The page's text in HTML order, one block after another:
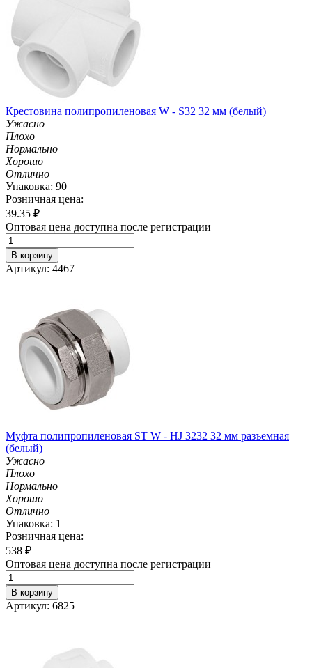
Крестовина полипропиленовая W - S32 32 мм (белый)
Ужасно
Плохо
Нормально
Хорошо
Отлично
Упаковка: 90
Розничная цена:
39.35 ₽
Оптовая цена доступна после регистрации
В корзину
Артикул: 4467
Муфта полипропиленовая ST W - HJ 3232 32 мм разъемная
(белый)
Ужасно
Плохо
Нормально
Хорошо
Отлично
Упаковка: 1
Розничная цена:
538 ₽
Оптовая цена доступна после регистрации
В корзину
Артикул: 6825